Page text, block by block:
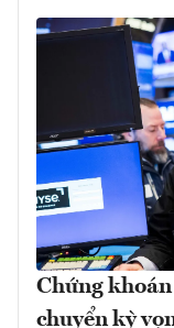
Chứng
chuyển kỳ